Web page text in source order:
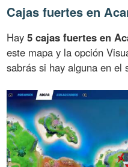
Cajas fuertes en
Hay5 cajas fuertes en
este mapa y la opción
sabrás si hay alguna en el